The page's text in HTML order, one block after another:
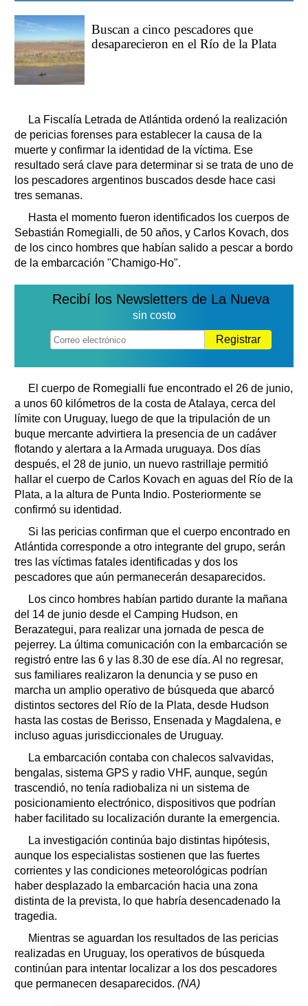
Buscan a cinco pescadores que
desaparecieron en el Río de la Plata
La Fiscalía Letrada de Atlántida ordenó la realización
de pericias forenses para establecer la causa de la
muerte y confirmar la identidad de la víctima. Ese
resultado será clave para determinar si se trata de uno de
los pescadores argentinos buscados desde hace casi
tres semanas.
Hasta el momento fueron identificados los cuerpos de
Sebastián Romegialli, de 50 años, y Carlos Kovach, dos
de los cinco hombres que habían salido a pescar a bordo
de la embarcación "Chamigo-Ho".
Recibí los Newsletters de La Nueva
sin costo
Registrar
El cuerpo de Romegialli fue encontrado el 26 de junio,
a unos 60 kilómetros de la costa de Atalaya, cerca del
límite con Uruguay, luego de que la tripulación de un
buque mercante advirtiera la presencia de un cadáver
flotando y alertara a la Armada uruguaya. Dos días
después, el 28 de junio, un nuevo rastrillaje permitió
hallar el cuerpo de Carlos Kovach en aguas del Río de la
Plata, a la altura de Punta Indio. Posteriormente se
confirmó su identidad.
Si las pericias confirman que el cuerpo encontrado en
Atlántida corresponde a otro integrante del grupo, serán
tres las víctimas fatales identificadas y dos los
pescadores que aún permanecerán desaparecidos.
Los cinco hombres habían partido durante la mañana
del 14 de junio desde el Camping Hudson, en
Berazategui, para realizar una jornada de pesca de
pejerrey. La última comunicación con la embarcación se
registró entre las 6 y las 8.30 de ese día. Al no regresar,
sus familiares realizaron la denuncia y se puso en
marcha un amplio operativo de búsqueda que abarcó
distintos sectores del Río de la Plata, desde Hudson
hasta las costas de Berisso, Ensenada y Magdalena, e
incluso aguas jurisdiccionales de Uruguay.
La embarcación contaba con chalecos salvavidas,
bengalas, sistema GPS y radio VHF, aunque, según
trascendió, no tenía radiobaliza ni un sistema de
posicionamiento electrónico, dispositivos que podrían
haber facilitado su localización durante la emergencia.
La investigación continúa bajo distintas hipótesis,
aunque los especialistas sostienen que las fuertes
corrientes y las condiciones meteorológicas podrían
haber desplazado la embarcación hacia una zona
distinta de la prevista, lo que habría desencadenado la
tragedia.
Mientras se aguardan los resultados de las pericias
realizadas en Uruguay, los operativos de búsqueda
continúan para intentar localizar a los dos pescadores
que permanecen desaparecidos. (NA)